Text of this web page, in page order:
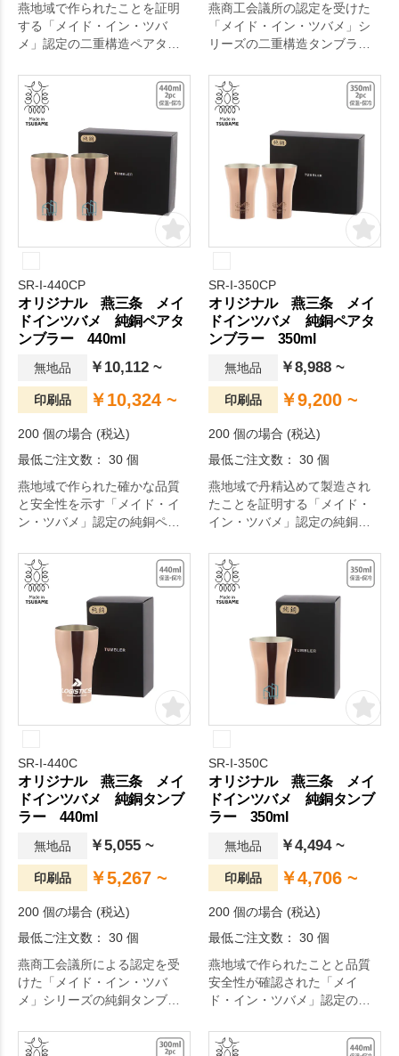
燕地域で作られたことを証明
する「メイド・イン・ツバ
メ」認定の二重構造ペアタン
燕商工会議所の認定を受けた
「メイド・イン・ツバメ」シ
リーズの二重構造タンブラー
SR-I-440CP
オリジナル 燕三条 メイ
ドインツバメ 純銅ペアタ
ンブラー 440ml
無地品 ￥10,112 ~
印刷品 ￥10,324 ~
200 個の場合 (税込)
最低ご注文数： 30 個
燕地域で作られた確かな品質
と安全性を示す「メイド・イ
ン・ツバメ」認定の純銅ペア
SR-I-350CP
オリジナル 燕三条 メイ
ドインツバメ 純銅ペアタ
ンブラー 350ml
無地品 ￥8,988 ~
印刷品 ￥9,200 ~
200 個の場合 (税込)
最低ご注文数： 30 個
燕地域で丹精込めて製造され
たことを証明する「メイド・
イン・ツバメ」認定の純銅ペ
SR-I-440C
オリジナル 燕三条 メイ
ドインツバメ 純銅タンブ
ラー 440ml
無地品 ￥5,055 ~
印刷品 ￥5,267 ~
200 個の場合 (税込)
最低ご注文数： 30 個
燕商工会議所による認定を受
けた「メイド・イン・ツバ
メ」シリーズの純銅タンブラ
SR-I-350C
オリジナル 燕三条 メイ
ドインツバメ 純銅タンブ
ラー 350ml
無地品 ￥4,494 ~
印刷品 ￥4,706 ~
200 個の場合 (税込)
最低ご注文数： 30 個
燕地域で作られたことと品質
安全性が確認された「メイ
ド・イン・ツバメ」認定の純